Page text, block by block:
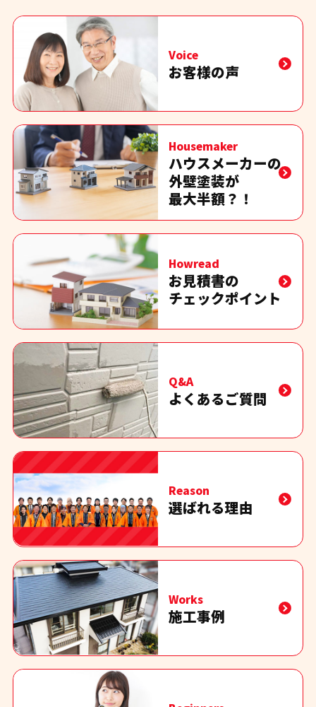
Voice
お客様の声
Housemaker
ハウスメーカーの
外壁塗装が
最大半額？！
Howread
お見積書の
チェックポイント
Q&A
よくあるご質問
Reason
選ばれる理由
Works
施工事例